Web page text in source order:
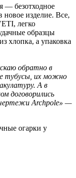
— безотходное
новое изделие. Все,
легко
образцы
хлопка, а упаковка
обратно в
тубусы, их можно
А в
договорились
чертежи Archpole» —
огарки у